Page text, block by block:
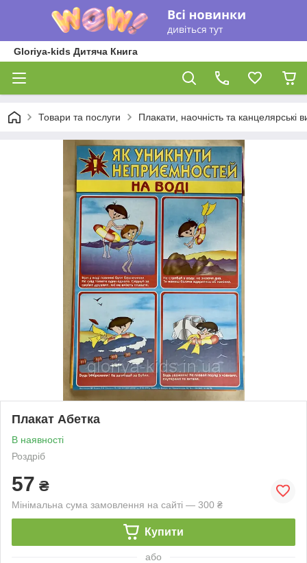
Gloriya-kids Дитяча Книга
Товари та послуги Плакати, наочність та канцелярські
Плакат Абетка
В наявності
Роздріб
57 ₴
Мінімальна сума замовлення на сайті — 300 ₴
Купити
або